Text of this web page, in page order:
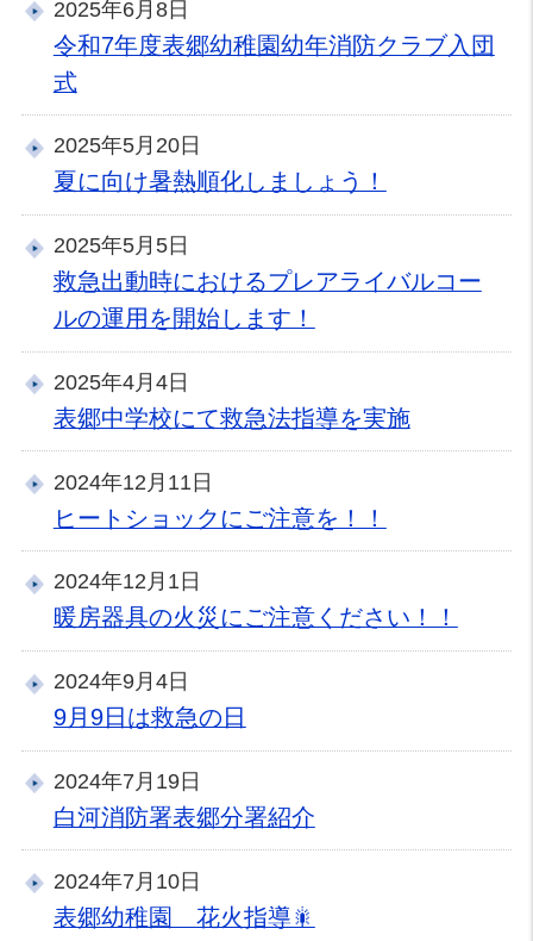
2025年6月8日
令和7年度表郷幼稚園幼年消防クラブ入団
式
2025年5月20日
夏に向け暑熱順化しましょう！
2025年5月5日
救急出動時におけるプレアライバルコー
ルの運用を開始します！
2025年4月4日
表郷中学校にて救急法指導を実施
2024年12月11日
ヒートショックにご注意を！！
2024年12月1日
暖房器具の火災にご注意ください！！
2024年9月4日
9月9日は救急の日
2024年7月19日
白河消防署表郷分署紹介
2024年7月10日
表郷幼稚園 花火指導🎇